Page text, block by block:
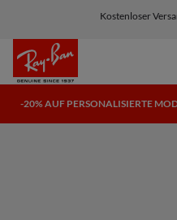
Kostenloser
-20% AUF PERSONALISIERTE